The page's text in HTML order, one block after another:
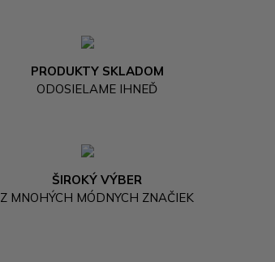
PRODUKTY SKLADOM
ODOSIELAME IHNEĎ
ŠIROKÝ VÝBER
Z MNOHÝCH MÓDNYCH ZNAČIEK